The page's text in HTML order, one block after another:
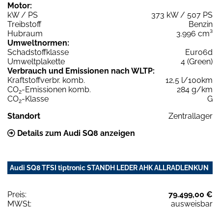
Motor:
kW / PS
373 kW / 507 PS
Treibstoff
Benzin
Hubraum
3.996 cm³
Umweltnormen:
Schadstoffklasse
Euro6d
Umweltplakette
4 (Green)
Verbrauch und Emissionen nach WLTP:
Kraftstoffverbr. komb.
12,5 l/100km
CO2-Emissionen komb.
284 g/km
CO2-Klasse
G
Standort
Zentrallager
Details zum Audi SQ8 anzeigen
Audi SQ8 TFSI tiptronic STANDH LEDER AHK ALLRADLENKUN
Preis:
79.499,00 €
MWSt:
ausweisbar